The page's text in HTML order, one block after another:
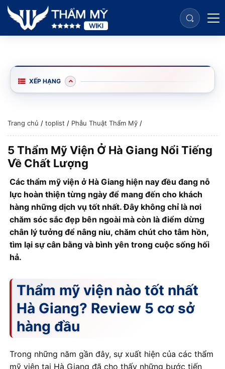
XẾP HẠNG
Trang chủ / toplist / Phẫu Thuật Thẩm Mỹ /
5 Thẩm Mỹ Viện Ở Hà Giang Nổi Tiếng
Về Chất Lượng
Các thẩm mỹ viện ở Hà Giang hiện nay đều đang nỗ
lực hoàn thiện từng ngày để mang đến cho khách
hàng những dịch vụ tốt nhất. Đây không chỉ là nơi
chăm sóc sắc đẹp bên ngoài mà còn là điểm dừng
chân lý tưởng để nâng niu, chăm chút cho tâm hồn,
tìm lại sự cân bằng và bình yên trong cuộc sống hối
hả.
Thẩm mỹ viện nào tốt nhất
Hà Giang? Review 5 cơ sở
hàng đầu
Trong những năm gần đây, sự xuất hiện của các thẩm
mỹ viện tại Hà Giang đã cho thấy những bước tiến